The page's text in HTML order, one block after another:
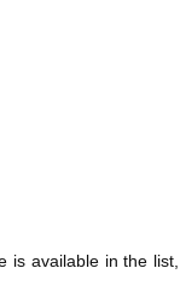
available in the